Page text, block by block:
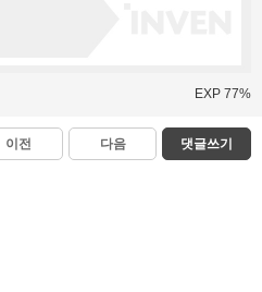
EXP 77%
이전 다음 댓글쓰기